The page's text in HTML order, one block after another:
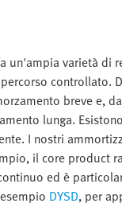
varietà di
controllato.
breve e,
lunga.
I nostri
il core product
ed è
DYSD, per